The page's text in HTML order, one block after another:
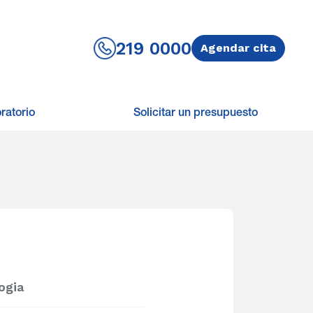
219 0000 Agendar cita
Solicitar un presupuesto